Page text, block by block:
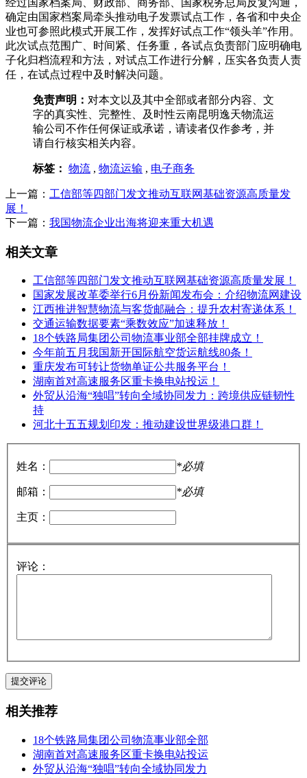
确定由国家档案局牵头推动电子发票试点工作，各省和中央企
业也可参照此模式开展工作，发挥好试点工作“领头羊”作用。
此次试点范围广、时间紧、任务重，各试点负责部门应明确电
子化归档流程和方法，对试点工作进行分解，压实各负责人责
任，在试点过程中及时解决问题。
免责声明： 对本文以及其中全部或者部分内容、文
字的真实性、完整性、及时性云南昆明逸天物流运
输公司不作任何保证或承诺，请读者仅作参考，并
请自行核实相关内容。
标签： 物流 , 物流运输 , 电子商务
上一篇： 工信部等四部门发文推动互联网基础资源高质量发
展！
下一篇： 我国物流企业出海将迎来重大机遇
相关文章
工信部等四部门发文推动互联网基础资源高质量发展！
国家发展改革委举行6月份新闻发布会：介绍物流网建设
江西推进智慧物流与客货邮融合：提升农村寄递体系！
交通运输数据要素“乘数效应”加速释放！
18个铁路局集团公司物流事业部全部挂牌成立！
今年前五月我国新开国际航空货运航线80条！
重庆发布可转让货物单证公共服务平台！
湖南首对高速服务区重卡换电站投运！
外贸从沿海“独唱”转向全域协同发力：跨境供应链韧性
持
河北十五五规划印发：推动建设世界级港口群！
姓名： *必填
邮箱： *必填
主页：
评论：
相关推荐
18个铁路局集团公司物流事业部全部
湖南首对高速服务区重卡换电站投运
外贸从沿海“独唱”转向全域协同发力